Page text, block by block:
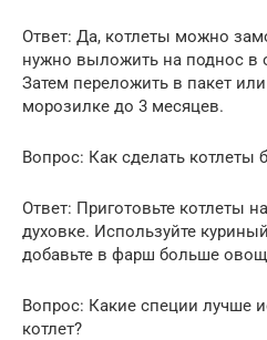
Ответ: Да, котлеты можно
нужно выложить на поднос в
Затем переложить в пакет
морозилке до 3 месяцев.
Вопрос: Как сделать котлеты
Ответ: Приготовьте котлеты
духовке. Используйте
добавьте в фарш больше
Вопрос: Какие специи лучше
котлет?